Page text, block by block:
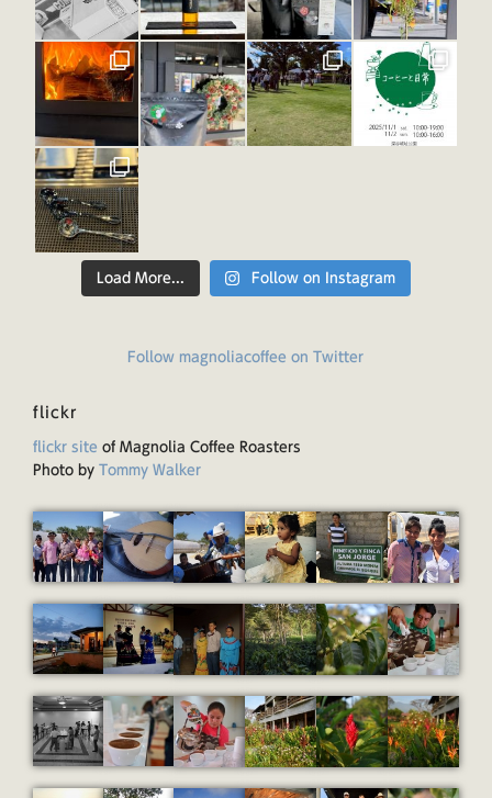
Load More... Follow on Instagram
Follow magnoliacoffee on Twitter
flickr
flickr site of Magnolia Coffee Roasters
Photo by
Tommy Walker